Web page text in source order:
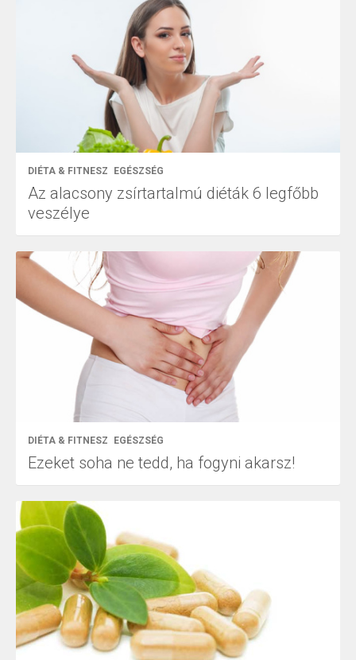
DIÉTA & FITNESZ EGÉSZSÉG
Az alacsony zsírtartalmú diéták 6 legfőbb
veszélye
DIÉTA & FITNESZ EGÉSZSÉG
Ezeket soha ne tedd, ha fogyni akarsz!